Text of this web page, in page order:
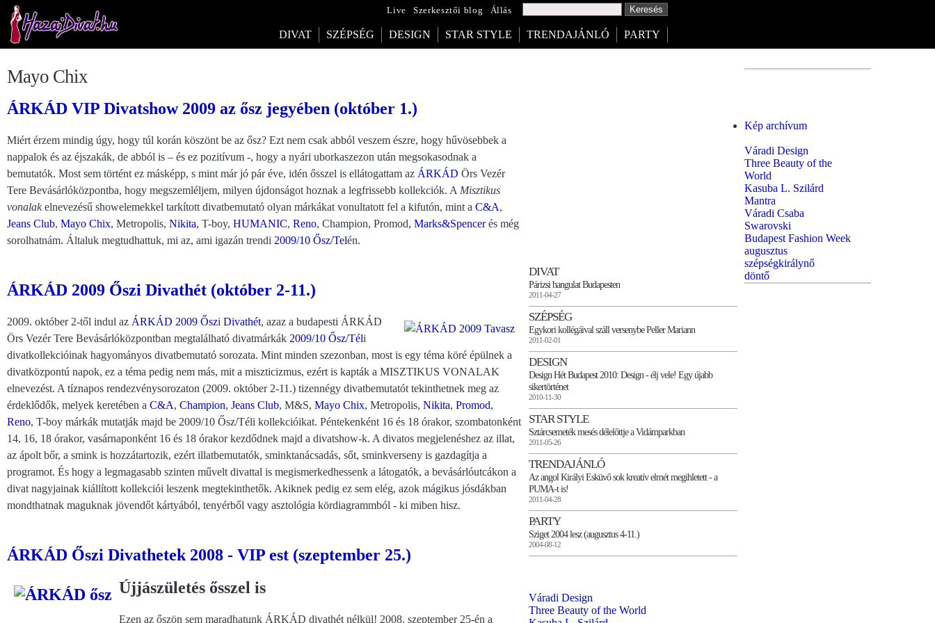
Live Szerkesztői blog Állás
DIVAT SZÉPSÉG DESIGN STAR STYLE TRENDAJÁNLÓ PARTY
Mayo Chix
ÁRKÁD VIP Divatshow 2009 az ősz jegyében (október 1.)
Miért érzem mindig úgy, hogy túl korán köszönt be az ősz? Ezt nem csak abból veszem észre, hogy hűvösebbek a
nappalok és az éjszakák, de abból is – és ez pozitívum -, hogy a nyári uborkaszezon után megsokasodnak a
bemutatók. Most sem történt ez másképp, s mint már jó pár éve, idén ősszel is ellátogattam az ÁRKÁD Örs Vezér
Tere Bevásárlóközpontba, hogy megszemléljem, milyen újdonságot hoznak a legfrissebb kollekciók. A Misztikus
vonalakelnevezésű showelemekkel tarkított divatbemutató olyan márkákat vonultatott fel a kifutón, mint a C&A,
Jeans Club, Mayo Chix, Metropolis, Nikita, T-boy, HUMANIC, Reno, Champion, Promod, Marks&Spencerés még
sorolhatnám. Általuk megtudhattuk, mi az, ami igazán trendi 2009/10 Ősz/Telén.
ÁRKÁD 2009 Őszi Divathét (október 2-11.)
2009. október 2-től indul az ÁRKÁD 2009 Őszi Divathét, azaz a budapesti ÁRKÁD
Örs Vezér Tere Bevásárlóközpontban megtalálható divatmárkák 2009/10 Ősz/Téli
divatkollekcióinak hagyományos divatbemutató sorozata. Mint minden szezonban, most is egy téma köré épülnek a
divatközpontú napok, ez a téma pedig nem más, mit a miszticizmus, ezért is kapták a MISZTIKUS VONALAK
elnevezést. A tíznapos rendezvénysorozaton (2009. október 2-11.) tizennégy divatbemutatót tekinthetnek meg az
érdeklődők, melyek keretében a C&A, Champion, Jeans Club, M&S, Mayo Chix, Metropolis, Nikita, Promod,
Reno, T-boy márkák mutatják majd be 2009/10 Ősz/Téli kollekcióikat. Péntekenként 16 és 18 órakor, szombatonként
14, 16, 18 órakor, vasárnaponként 16 és 18 órakor kezdődnek majd a divatshow-k. A divatos megjelenéshez az illat,
az ápolt bőr, a smink is hozzátartozik, ezért illatbemutatók, sminktanácsadás, sőt, sminkverseny is gazdagítja a
programot. És hogy a legmagasabb szinten művelt divattal is megismerkedhessenk a látogatók, a bevásárlóutcákon a
divat nagyjainak kiállított kollekciói leszenk megtekinthetők. Akiknek pedig ez sem elég, azok mágikus jósdákban
mondthatnak maguknak jövendőt kártyából, tenyérből vagy asztológia kördiagrammból - ki miben hisz.
ÁRKÁD Őszi Divathetek 2008 - VIP est (szeptember 25.)
Újjászületés ősszel is
Ezen az őszön sem maradhatunk ÁRKÁD divathét nélkül! 2008. szeptember 25-én a
DIVAT
Párizsi hangulat Budapesten
2011-04-27
SZÉPSÉG
Egykori kollégáival száll versenybe Peller Mariann
2011-02-01
DESIGN
Design Hét Budapest 2010: Design - élj vele! Egy újabb
sikertörténet
2010-11-30
STAR STYLE
Sztárcsemeték mesés délelőttje a Vidámparkban
2011-05-26
TRENDAJÁNLÓ
Az angol Királyi Esküvő sok kreatív elmét megihletett - a
PUMA-t is!
2011-04-28
PARTY
Sziget 2004 lesz (augusztus 4-11.)
2004-08-12
Váradi Design
Three Beauty of the World
Kép archívum
Váradi Design
Three Beauty of the
World
Kasuba L. Szilárd
Mantra
Váradi Csaba
Swarovski
Budapest Fashion Week
augusztus
szépségkirálynő
döntő